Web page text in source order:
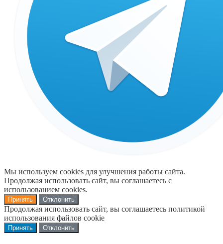
Мы используем cookies для улучшения работы сайта.
Продолжая использовать сайт, вы соглашаетесь с
использованием cookies.
Принять Отклонить
Продолжая использовать сайт, вы соглашаетесь политикой
использования файлов cookie
Принять Отклонить